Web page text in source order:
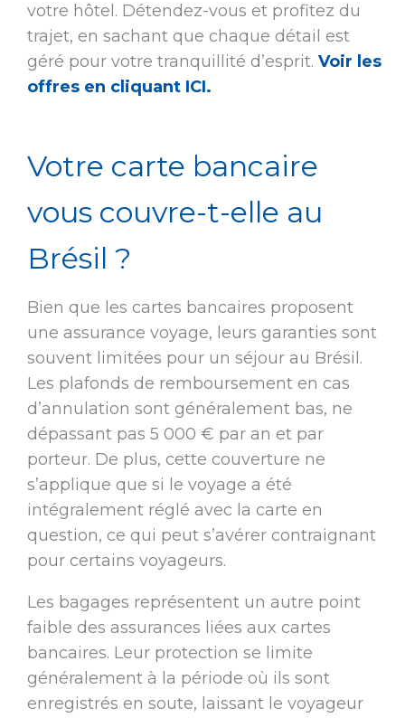
votre hôtel. Détendez-vous et profitez du
trajet, en sachant que chaque détail est
géré pour votre tranquillité d’esprit. Voir les
offres en cliquant ICI.
Votre carte bancaire
vous couvre-t-elle au
Brésil ?
Bien que les cartes bancaires proposent
une assurance voyage, leurs garanties sont
souvent limitées pour un séjour au Brésil.
Les plafonds de remboursement en cas
d’annulation sont généralement bas, ne
dépassant pas 5 000 € par an et par
porteur. De plus, cette couverture ne
s’applique que si le voyage a été
intégralement réglé avec la carte en
question, ce qui peut s’avérer contraignant
pour certains voyageurs.
Les bagages représentent un autre point
faible des assurances liées aux cartes
bancaires. Leur protection se limite
généralement à la période où ils sont
enregistrés en soute, laissant le voyageur